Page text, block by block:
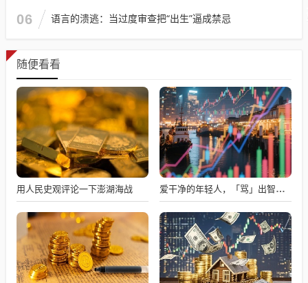
06 语言的溃逃：当过度审查把“出生”逼成禁忌
随便看看
用人民史观评论一下澎湖海战 爱干净的年轻人，「骂」出智能清洁行业的一匹黑马